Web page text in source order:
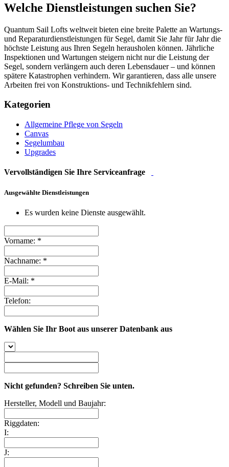
Welche Dienstleistungen suchen Sie?
Quantum Sail Lofts weltweit bieten eine breite Palette an Wartungs-
und Reparaturdienstleistungen für Segel, damit Sie Jahr für Jahr die
höchste Leistung aus Ihren Segeln herausholen können. Jährliche
Inspektionen und Wartungen steigern nicht nur die Leistung der
Segel, sondern verlängern auch deren Lebensdauer – und können
spätere Katastrophen verhindern. Wir garantieren, dass alle unsere
Arbeiten frei von Konstruktions- und Technikfehlern sind.
Kategorien
Allgemeine Pflege von Segeln
Canvas
Segelumbau
Upgrades
Vervollständigen Sie Ihre Serviceanfrage
Ausgewählte Dienstleistungen
Es wurden keine Dienste ausgewählt.
Vorname: *
Nachname: *
E-Mail: *
Telefon:
Wählen Sie Ihr Boot aus unserer Datenbank aus
Nicht gefunden? Schreiben Sie unten.
Hersteller, Modell und Baujahr:
Riggdaten:
I:
J: